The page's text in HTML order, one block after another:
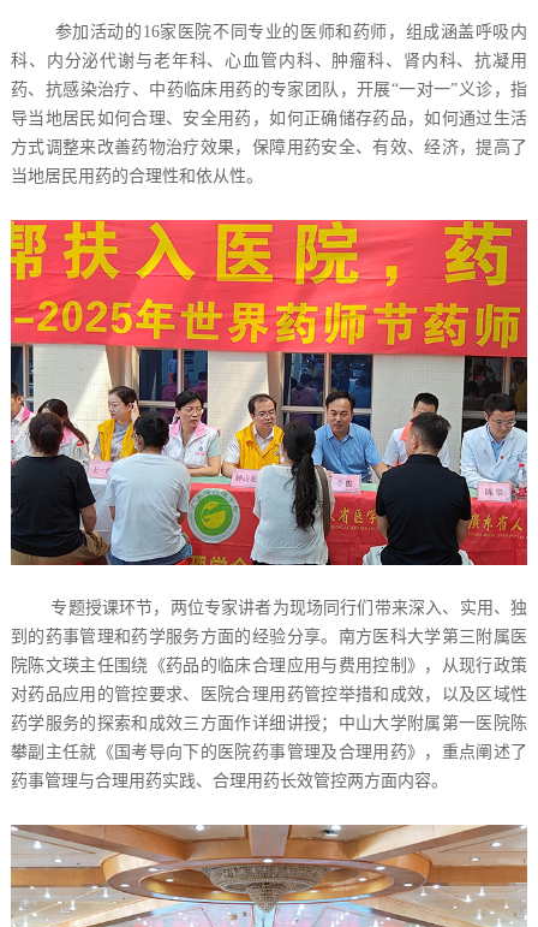
参加活动的16家医院不同专业的医师和药师，组成涵盖呼吸内
科、内分泌代谢与老年科、心血管内科、肿瘤科、肾内科、抗凝用
药、抗感染治疗、中药临床用药的专家团队，开展“一对一”义诊，指
导当地居民如何合理、安全用药，如何正确储存药品，如何通过生活
方式调整来改善药物治疗效果，保障用药安全、有效、经济，提高了
当地居民用药的合理性和依从性。
专题授课环节，两位专家讲者为现场同行们带来深入、实用、独
到的药事管理和药学服务方面的经验分享。南方医科大学第三附属医
院陈文瑛主任围绕《药品的临床合理应用与费用控制》，从现行政策
对药品应用的管控要求、医院合理用药管控举措和成效，以及区域性
药学服务的探索和成效三方面作详细讲授；中山大学附属第一医院陈
攀副主任就《国考导向下的医院药事管理及合理用药》，重点阐述了
药事管理与合理用药实践、合理用药长效管控两方面内容。